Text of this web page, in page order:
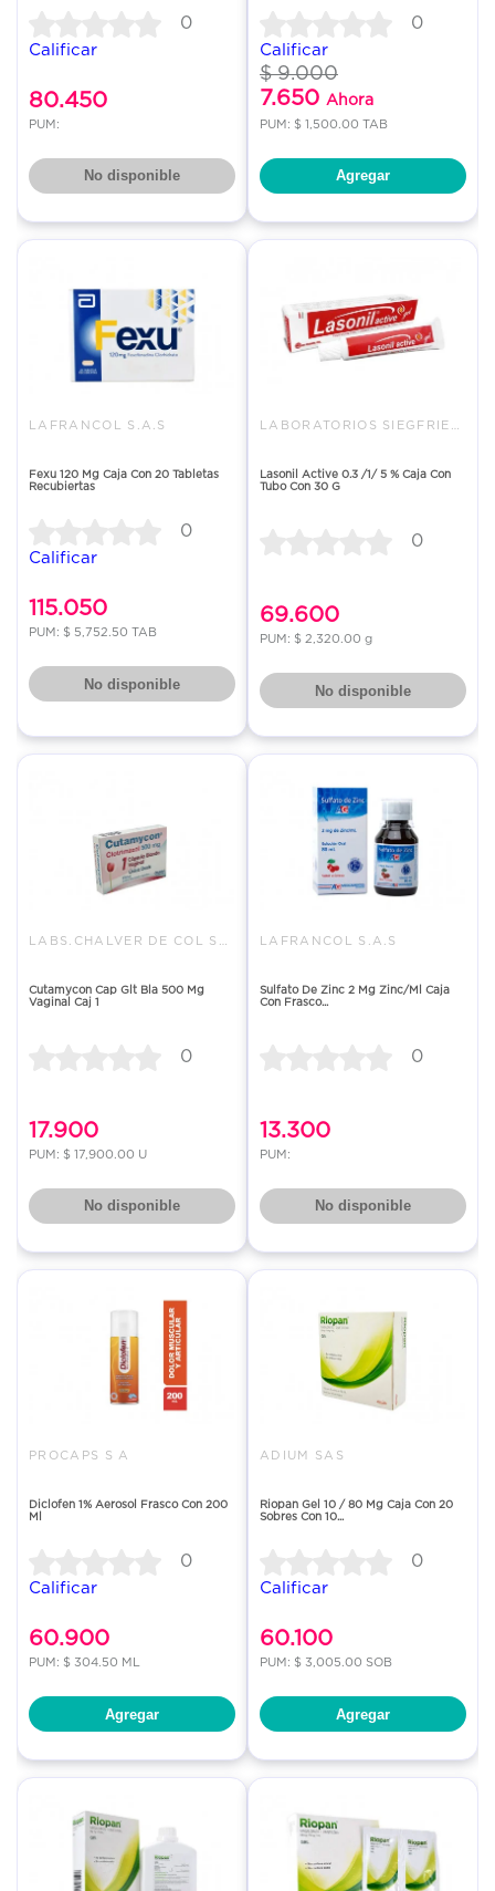
0
Calificar
80.450
PUM:
No disponible
0
Calificar
$ 9.000
7.650 Ahora
PUM: $ 1,500.00 TAB
Agregar
LAFRANCOL S.A.S
Fexu 120 Mg Caja Con 20 Tabletas
Recubiertas
0
Calificar
115.050
PUM: $ 5,752.50 TAB
No disponible
Lasonil Active 0.3 /1/ 5 % Caja Con
Tubo Con 30 G
0
69.600
PUM: $ 2,320.00 g
No disponible
Cutamycon Cap Glt Bla 500 Mg
Vaginal Caj 1
0
17.900
PUM: $ 17,900.00 U
No disponible
LAFRANCOL S.A.S
Sulfato De Zinc 2 Mg Zinc/Ml Caja
Con Frasco...
0
13.300
PUM:
No disponible
PROCAPS S A
Diclofen 1% Aerosol Frasco Con 200
Ml
0
Calificar
60.900
PUM: $ 304.50 ML
Agregar
ADIUM SAS
Riopan Gel 10 / 80 Mg Caja Con 20
Sobres Con 10...
0
Calificar
60.100
PUM: $ 3,005.00 SOB
Agregar